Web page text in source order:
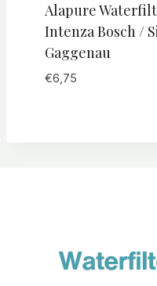
Alapure
Intenza Bosch /
Gaggenau
€6,75